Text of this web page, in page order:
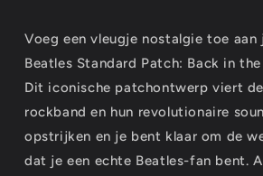
Voeg een vleugje nostalgie toe aan
Beatles Standard Patch: Back in
Dit iconische patchontwerp viert
rockband en hun revolutionaire
opstrijken en je bent klaar om de
dat je een echte Beatles-fan bent.